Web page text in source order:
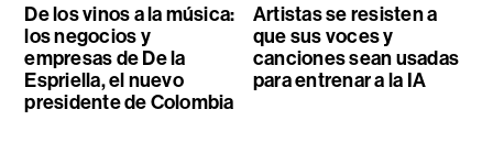
De los vinos a la música:
los negocios y
empresas de De la
Espriella, el nuevo
presidente de Colombia
Artistas se resisten a
que sus voces y
canciones sean usadas
para entrenar a la IA